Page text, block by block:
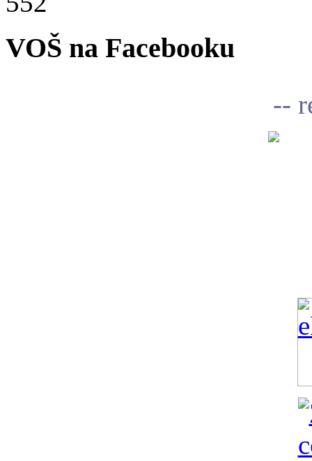
VOŠ na Facebooku
--